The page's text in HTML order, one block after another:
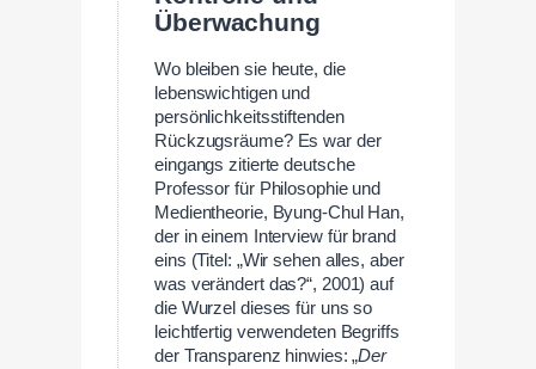
Überwachung
Wo bleiben sie heute, die
lebenswichtigen und
persönlichkeitsstiftenden
Rückzugsräume? Es war der
eingangs zitierte deutsche
Professor für Philosophie und
Medientheorie, Byung-Chul Han,
der in einem Interview für brand
eins (Titel: „Wir sehen alles, aber
was verändert das?“, 2001) auf
die Wurzel dieses für uns so
leichtfertig verwendeten Begriffs
der Transparenz hinwies: „Der